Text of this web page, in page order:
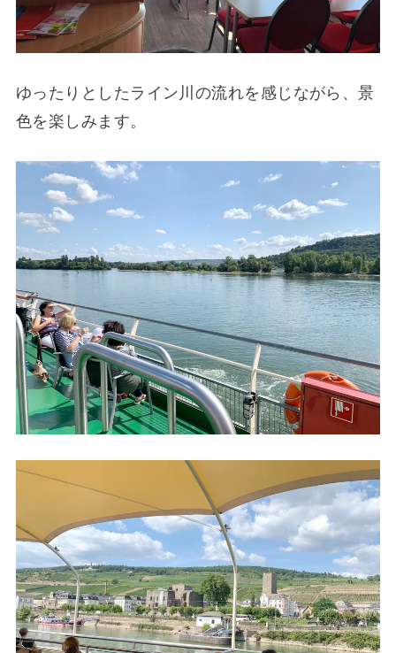
ゆったりとしたライン川の流れを感じながら、景
色を楽しみます。